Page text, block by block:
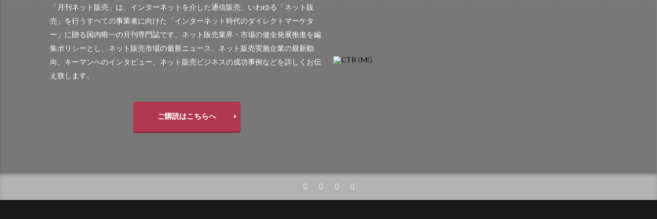
「月刊ネット販売」は、インターネットを介した通信販売、いわゆる「ネット販
売」を行うすべての事業者に向けた「インターネット時代のダイレクトマーケタ
ー」に贈る国内唯一の月刊専門誌です。ネット販売業界・市場の健全発展推進を編
集ポリシーとし、ネット販売市場の最新ニュース、ネット販売実施企業の最新動
向、キーマンへのインタビュー、ネット販売ビジネスの成功事例などを詳しくお伝
え致します。
ご購読はこちらへ